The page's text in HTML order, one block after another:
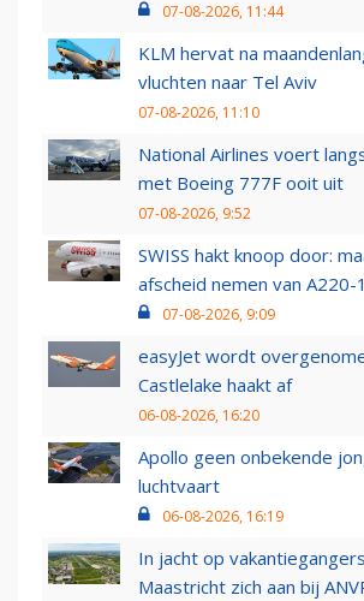
07-08-2026, 11:44
KLM hervat na
vluchten naar Tel Aviv
07-08-2026, 11:10
National Airlines voert
met Boeing 777F ooit uit
07-08-2026, 9:52
SWISS hakt knoop door:
afscheid nemen van
07-08-2026, 9:09
easyJet wordt
Castlelake haakt af
06-08-2026, 16:20
Apollo geen onbekende
luchtvaart
06-08-2026, 16:19
In jacht op
Maastricht zich aan bij